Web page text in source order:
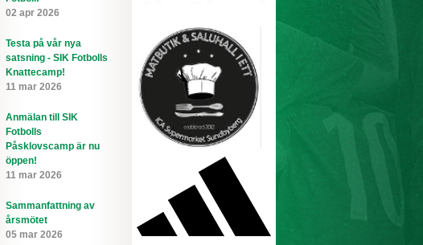
02 apr 2026
Testa på vår nya
satsning - SIK Fotbolls
Knattecamp!
11 mar 2026
Anmälan till SIK
Fotbolls
Påsklovscamp är nu
öppen!
11 mar 2026
Sammanfattning av
årsmötet
05 mar 2026